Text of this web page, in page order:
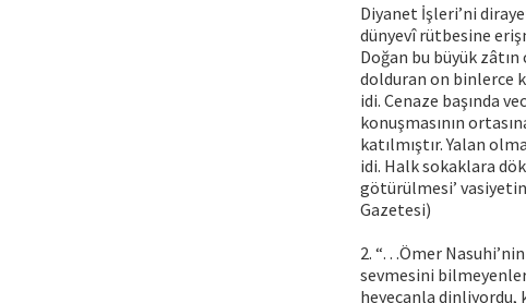
Diyanet İşleri’ni
dünyevî rütbesine
Doğan bu büyük
dolduran on binlerce
idi. Cenaze başında
konuşmasının
katılmıştır. Yalan
idi. Halk sokaklara
götürülmesi’
Gazetesi)
2. “…Ömer
sevmesini
heyecanla dinliyordu,